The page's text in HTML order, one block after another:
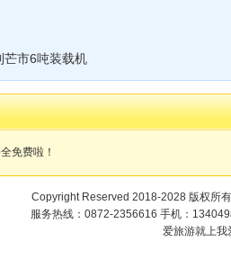
市6吨装载机
免费啦！
Copyright Reserved 2018-2028 版权所
服务热线：0872-2356616 手机：
爱旅游就上我